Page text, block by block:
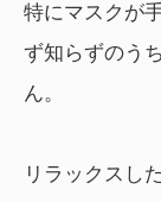
特にマスクが
ず知らずのう
ん。
リラックスし